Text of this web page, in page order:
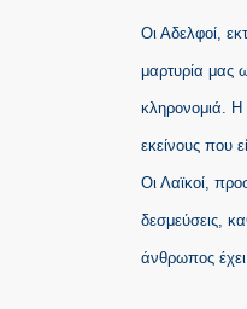
Οι Αδελφοί,
μαρτυρία μας
κληρονομιά. Η
εκείνους που
Οι Λαϊκοί,
δεσμεύσεις,
άνθρωπος έχει